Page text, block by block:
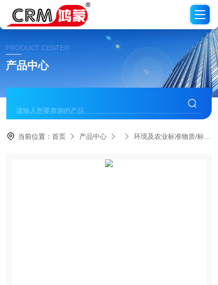
PRODUCT CENTER
产品中心
当前位置：首页 产品中心 环境及农业标准物质/标准品